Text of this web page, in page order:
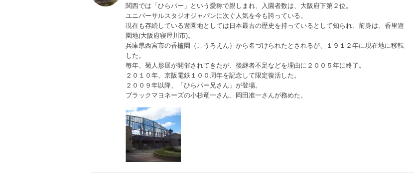
関西では「ひらパー」という愛称で親しまれ、入園者数は、大阪府下第２位。
ユニバーサルスタジオジャパンに次ぐ人気を今も誇っている。
現在も存続している遊園地としては日本最古の歴史を持っているとして知られ、前身は、香里遊
園地(大阪府寝屋川市)。
兵庫県西宮市の香櫨園（こうろえん）から名づけられたとされるが、１９１２年に現在地に移転
した。
毎年、菊人形展が開催されてきたが、後継者不足などを理由に２００５年に終了。
２０１０年、京阪電鉄１００周年を記念して限定復活した。
２００９年以降、「ひらパー兄さん」が登場。
ブラックマヨネーズの小杉竜一さん、岡田准一さんが務めた。